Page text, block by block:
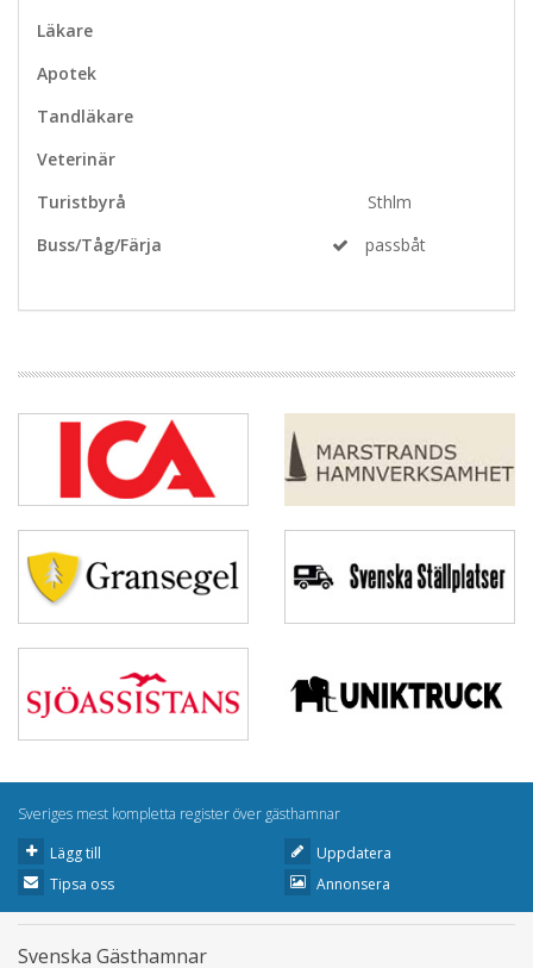
Läkare
Apotek
Tandläkare
Veterinär
Turistbyrå
Sthlm
Buss/Tåg/Färja
passbåt
Sveriges mest kompletta register över gästhamnar
Lägg till
Uppdatera
Tipsa oss
Annonsera
Svenska Gästhamnar